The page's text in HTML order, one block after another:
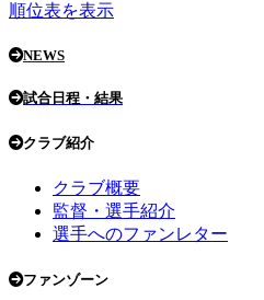
順位表を表示
NEWS
試合日程・結果
クラブ紹介
クラブ概要
監督・選手紹介
選手へのファンレター
ファンゾーン